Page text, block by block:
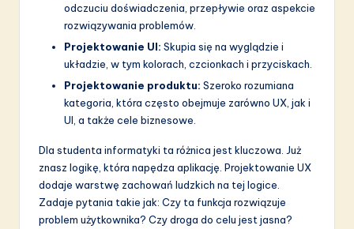
odczuciu doświadczenia, przepływie oraz aspekcie
rozwiązywania problemów.
Projektowanie UI: Skupia się na wyglądzie i
układzie, w tym kolorach, czcionkach i przyciskach.
Projektowanie produktu: Szeroko rozumiana
kategoria, która często obejmuje zarówno UX, jak i
UI, a także cele biznesowe.
Dla studenta informatyki ta różnica jest kluczowa. Już
znasz logikę, która napędza aplikację. Projektowanie UX
dodaje warstwę zachowań ludzkich na tej logice.
Zadaje pytania takie jak: Czy ta funkcja rozwiązuje
problem użytkownika? Czy droga do celu jest jasna?